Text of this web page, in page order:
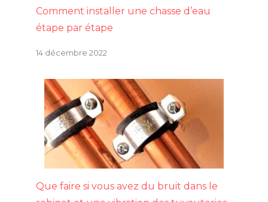
Comment installer une chasse d’eau
étape par étape
14 décembre 2022
Que faire si vous avez du bruit dans le